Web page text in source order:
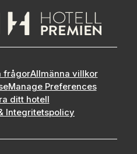
frågorAllmänna villkor
Manage Preferences
ditt hotell
Integritetspolicy